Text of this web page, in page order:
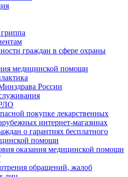
граждан в сфере охраны
медицинской помощи
России
покупке лекарственных
интернет-магазинах
о гарантиях бесплатного
помощи
оказания медицинской помощи
обращений, жалоб